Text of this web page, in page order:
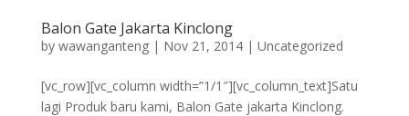
Balon Gate Jakarta Kinclong
by wawanganteng| Nov 21, 2014| Uncategorized
[vc_row][vc_column width=”1/1″][vc_column_text]Satu
lagi Produk baru kami, Balon Gate jakarta Kinclong.